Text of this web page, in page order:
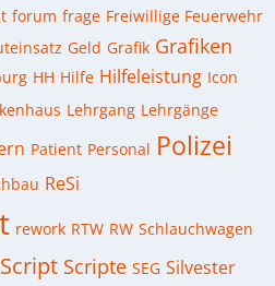
forum frage Freiwillige Feuerwehr
Geld Grafik Grafiken
HH Hilfe Hilfeleistung Icon
Lehrgang Lehrgänge
Patient Personal Polizei
ReSi
rework RTW RW Schlauchwagen
Script Scripte SEG Silvester